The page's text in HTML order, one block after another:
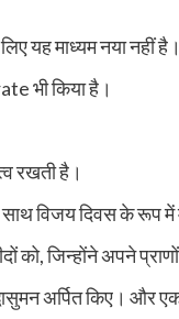
माध्यम नया नहीं है।
भी किया है।
रखती है।
दिवस के रूप में
को, जिन्होंने अपने
अर्पित किए। और